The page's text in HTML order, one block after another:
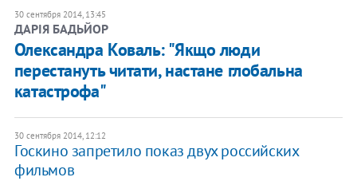
30 сентября 2014, 13:45
ДАРІЯ БАДЬЙОР
Олександра Коваль: "Якщо люди
перестануть читати, настане глобальна
катастрофа"
30 сентября 2014, 12:12
Госкино запретило показ двух российских
фильмов